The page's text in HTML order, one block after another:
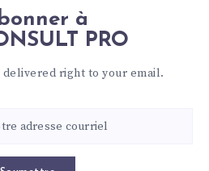
à
PRO
right to your email.